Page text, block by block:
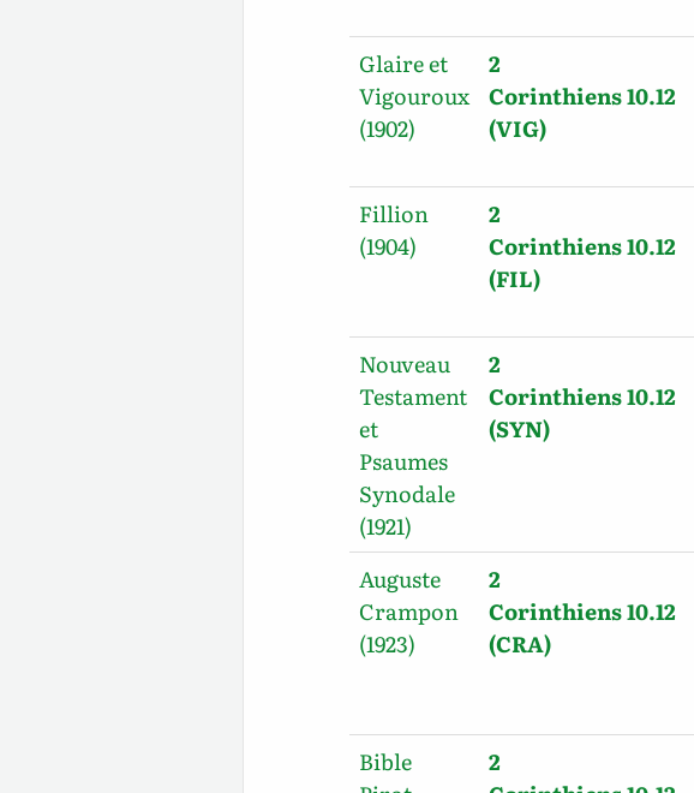
Glaire et
Vigouroux
(1902)
2
Corinthiens 10.12
(VIG)
Fillion
(1904)
2
Corinthiens 10.12
(FIL)
Nouveau
Testament
et
Psaumes
Synodale
(1921)
2
Corinthiens 10.12
(SYN)
Auguste
Crampon
(1923)
2
Corinthiens 10.12
(CRA)
Bible
2